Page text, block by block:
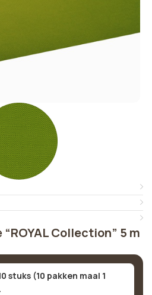
Collection” 5 m
stuks (10 pakken maal 1